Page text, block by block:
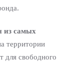
из самых
территории
для свободного